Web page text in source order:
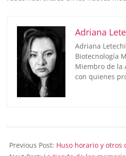
Adriana
Adriana
Biotecnología
Miembro de la
con quienes
09-
Previous Post: Huso horario y otros